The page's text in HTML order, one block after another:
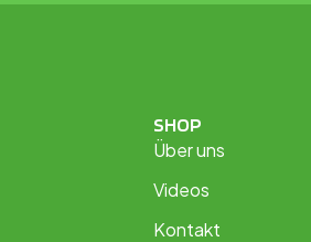
SHOP
Über uns
Videos
Kontakt